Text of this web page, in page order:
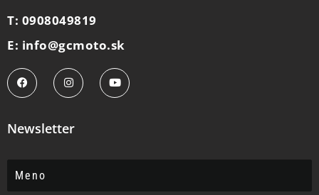
T: 0908049819
E: info@gcmoto.sk
Newsletter